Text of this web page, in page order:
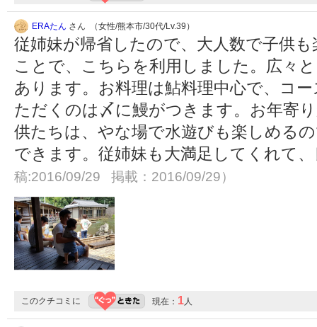
ERAたん さん （女性/熊本市/30代/Lv.39）
従姉妹が帰省したので、大人数で子供
ことで、こちらを利用しました。広々
あります。お料理は鮎料理中心で、コ
ただくのは〆に鰻がつきます。お年寄
供たちは、やな場で水遊びも楽しめる
できます。従姉妹も大満足してくれて
稿:2016/09/29 掲載：2016/09/29）
このクチコミに 現在： 1 人